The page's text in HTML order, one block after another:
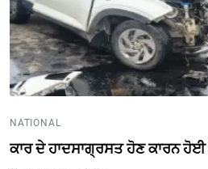
NATIONAL
ਕਾਰ ਦੇ ਹਾਦਸਾਗ੍ਰਸਤ ਹੋਣ ਕਾਰਨ ਹੋਈ